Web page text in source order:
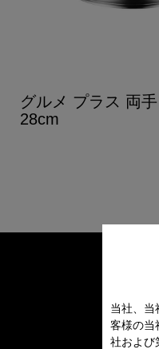
グルメ プラス 両
28cm
当社、当
客様の当
社および